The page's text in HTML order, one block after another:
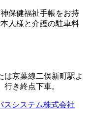
保健福祉手帳をお持
人様と介護の駐車料
は京葉線二俣新町駅よ
き終点下車。
スシステム株式会社